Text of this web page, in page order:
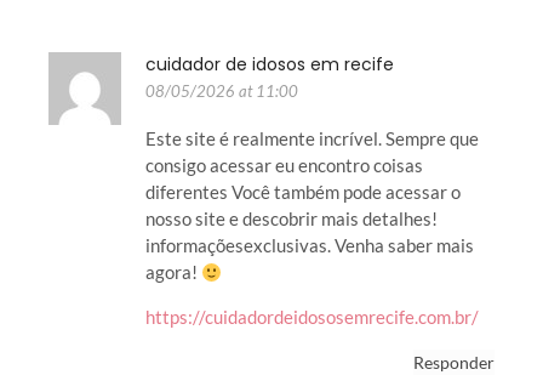
cuidador de idosos em recife
08/05/2026 at 11:00
Este site é realmente incrível. Sempre que
consigo acessar eu encontro coisas
diferentes Você também pode acessar o
nosso site e descobrir mais detalhes!
informaçõesexclusivas. Venha saber mais
agora!
https://cuidadordeidososemrecife.com.br/
Responder